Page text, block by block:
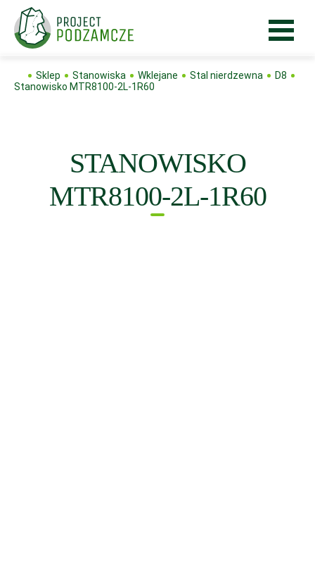
Sklep Stanowiska Wklejane Stal nierdzewna
D8
Stanowisko MTR8100-2L-1R60
STANOWISKO
MTR8100-2L-1R60